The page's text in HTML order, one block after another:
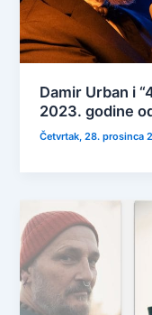
Damir Urban i
2023. godine
Četvrtak, 28. prosinca